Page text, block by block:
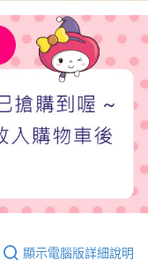
顯示電腦版詳細說明